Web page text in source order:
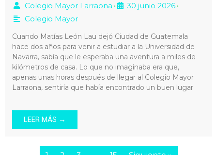
Colegio Mayor Larraona • 30 junio 2026 •
Colegio Mayor
Cuando Matías León Lau dejó Ciudad de Guatemala
hace dos años para venir a estudiar a la Universidad de
Navarra, sabía que le esperaba una aventura a miles de
kilómetros de casa. Lo que no imaginaba era que,
apenas unas horas después de llegar al Colegio Mayor
Larraona, sentiría que había encontrado un buen lugar
LEER MÁS →